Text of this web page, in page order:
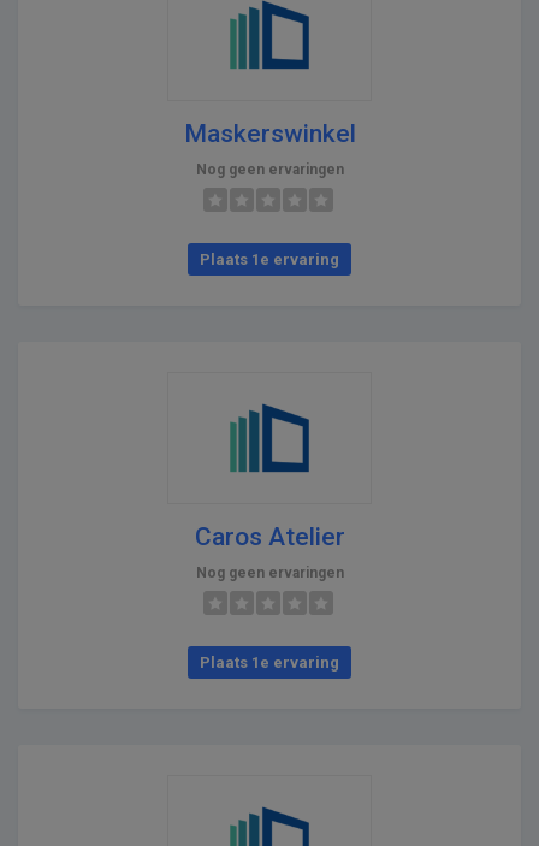
Maskerswinkel
Nog geen ervaringen
Plaats 1e ervaring
Caros Atelier
Nog geen ervaringen
Plaats 1e ervaring